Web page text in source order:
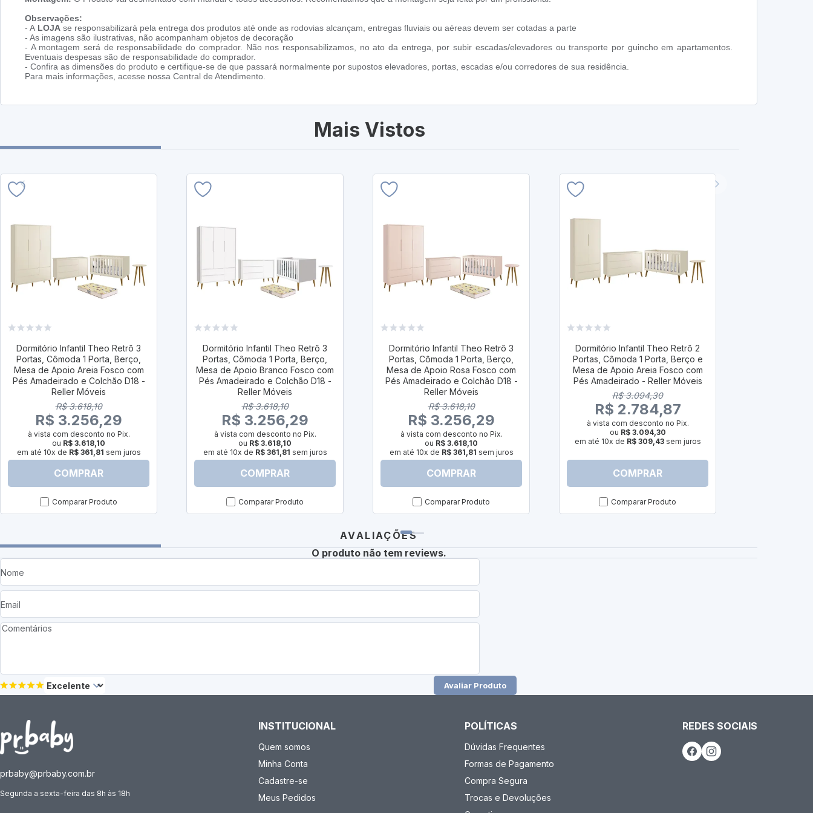
Observações:
- A LOJA se responsabilizará pela entrega dos produtos até onde as rodovias alcançam, entregas fluviais ou aéreas devem ser cotadas a parte
- As imagens são ilustrativas, não acompanham objetos de decoração
- A montagem será de responsabilidade do comprador. Não nos responsabilizamos, no ato da entrega, por subir escadas/elevadores ou transporte por guincho em apartamentos.
Eventuais despesas são de responsabilidade do comprador.
- Confira as dimensões do produto e certifique-se de que passará normalmente por supostos elevadores, portas, escadas e/ou corredores de sua residência.
Para mais informações, acesse nossa Central de Atendimento.
Mais Vistos
Dormitório Infantil Theo Retrô 3
Portas, Cômoda 1 Porta, Berço,
Mesa de Apoio Areia Fosco com
Pés Amadeirado e Colchão D18 -
Reller Móveis
R$ 3.618,10
R$ 3.256,29
à vista com desconto no Pix.
ou R$ 3.618,10
em até 10x de R$ 361,81 sem juros
COMPRAR
Comparar Produto
Dormitório Infantil Theo Retrô 3
Portas, Cômoda 1 Porta, Berço,
Mesa de Apoio Branco Fosco com
Pés Amadeirado e Colchão D18 -
Reller Móveis
R$ 3.618,10
R$ 3.256,29
à vista com desconto no Pix.
ou R$ 3.618,10
em até 10x de R$ 361,81 sem juros
COMPRAR
Comparar Produto
Dormitório Infantil Theo Retrô 3
Portas, Cômoda 1 Porta, Berço,
Mesa de Apoio Rosa Fosco com
Pés Amadeirado e Colchão D18 -
Reller Móveis
R$ 3.618,10
R$ 3.256,29
à vista com desconto no Pix.
ou R$ 3.618,10
em até 10x de R$ 361,81 sem juros
COMPRAR
Comparar Produto
Dormitório Infantil Theo Retrô 2
Portas, Cômoda 1 Porta, Berço e
Mesa de Apoio Areia Fosco com
Pés Amadeirado - Reller Móveis
R$ 3.094,30
R$ 2.784,87
à vista com desconto no Pix.
ou R$ 3.094,30
em até 10x de R$ 309,43sem juros
COMPRAR
Comparar Produto
AVALIAÇÕES
O produto não tem reviews.
Avaliar Produto
prbaby@prbaby.com.br
Segunda a sexta-feira das 8h às 18h
INSTITUCIONAL
Quem somos
Minha Conta
Cadastre-se
Meus Pedidos
POLÍTICAS
Dúvidas Frequentes
Formas de Pagamento
Compra Segura
Trocas e Devoluções
REDES SOCIAIS